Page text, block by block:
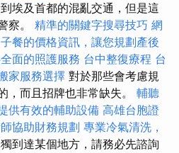
埃及首都的混亂交通，但是這
察。 精準的關鍵字搜尋技巧 網
餐的價格資訊，讓您規劃產後
面的照護服務 台中整復療程 台
家服務選擇 對於那些會考慮規
，而且招牌也非常缺失。 輔聽
供有效的輔助設備 高雄台胞證
協助財務規劃 專業冷氣清洗，
到達某個地方，請務必先諮詢